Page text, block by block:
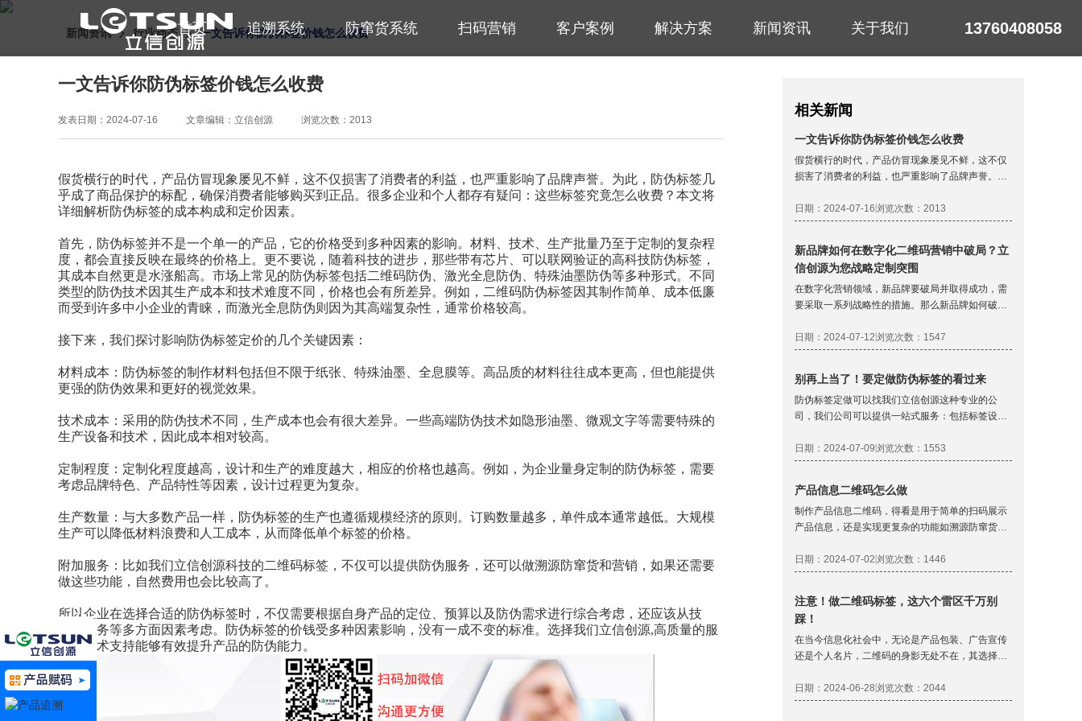
首页 追溯系统 防窜货系统 扫码营销 客户案例 解决方案 新闻资讯 关于我们 13760408058
新闻资讯 行业动态 一文告诉你防伪标签价钱怎么收费
一文告诉你防伪标签价钱怎么收费
发表日期：2024-07-16 文章编辑：立信创源 浏览次数：2013
假货横行的时代，产品仿冒现象屡见不鲜，这不仅损害了消费者的利益，也严重影响了品牌声誉。为此，防伪标签几
乎成了商品保护的标配，确保消费者能够购买到正品。很多企业和个人都存有疑问：这些标签究竟怎么收费？本文将
详细解析防伪标签的成本构成和定价因素。
首先，防伪标签并不是一个单一的产品，它的价格受到多种因素的影响。材料、技术、生产批量乃至于定制的复杂程
度，都会直接反映在最终的价格上。更不要说，随着科技的进步，那些带有芯片、可以联网验证的高科技防伪标签，
其成本自然更是水涨船高。市场上常见的防伪标签包括二维码防伪、激光全息防伪、特殊油墨防伪等多种形式。不同
类型的防伪技术因其生产成本和技术难度不同，价格也会有所差异。例如，二维码防伪标签因其制作简单、成本低廉
而受到许多中小企业的青睐，而激光全息防伪则因为其高端复杂性，通常价格较高。
接下来，我们探讨影响防伪标签定价的几个关键因素：
材料成本：防伪标签的制作材料包括但不限于纸张、特殊油墨、全息膜等。高品质的材料往往成本更高，但也能提供
更强的防伪效果和更好的视觉效果。
技术成本：采用的防伪技术不同，生产成本也会有很大差异。一些高端防伪技术如隐形油墨、微观文字等需要特殊的
生产设备和技术，因此成本相对较高。
定制程度：定制化程度越高，设计和生产的难度越大，相应的价格也越高。例如，为企业量身定制的防伪标签，需要
考虑品牌特色、产品特性等因素，设计过程更为复杂。
生产数量：与大多数产品一样，防伪标签的生产也遵循规模经济的原则。订购数量越多，单件成本通常越低。大规模
生产可以降低材料浪费和人工成本，从而降低单个标签的价格。
附加服务：比如我们立信创源科技的二维码标签，不仅可以提供防伪服务，还可以做溯源防窜货和营销，如果还需要
做这些功能，自然费用也会比较高了。
所以企业在选择合适的防伪标签时，不仅需要根据自身产品的定位、预算以及防伪需求进行综合考虑，还应该从技
术、服务等多方面因素考虑。防伪标签的价钱受多种因素影响，没有一成不变的标准。选择我们立信创源,高质量的服
务和技术支持能够有效提升产品的防伪能力。
相关新闻
一文告诉你防伪标签价钱怎么收费
假货横行的时代，产品仿冒现象屡见不鲜，这不仅
损害了消费者的利益，也严重影响了品牌声誉。为
者能够购买到正品。很多企业和个人都存有疑问：
这些标签究竟怎么收费？本文将详细解析防伪标签
日期：2024-07-16浏览次数：2013
新品牌如何在数字化二维码营销中破局？立
信创源为您战略定制突围
在数字化营销领域，新品牌要破局并取得成功，需
要采取一系列战略性的措施。那么新品牌如何破局
战斗，我们需要有清晰的战略定位，科学的未来规
划，才能在这场战争中取得胜利。以下是一些建议
市场中站稳脚跟，并且实现长期的增长：
日期：2024-07-12浏览次数：1547
别再上当了！要定做防伪标签的看过来
防伪标签定做可以找我们立信创源这种专业的公
司，我们公司可以提供一站式服务：包括标签设
详细介绍防伪标签定做的一些注意事项：
日期：2024-07-09浏览次数：1553
产品信息二维码怎么做
制作产品信息二维码，得看是用于简单的扫码展示
产品信息，还是实现更复杂的功能如溯源防窜货或
详细探讨如何根据不同的需求制作和使用产品信息
二维码：
日期：2024-07-02浏览次数：1446
注意！做二维码标签，这六个雷区千万别
踩！
在当今信息化社会中，无论是产品包装、广告宣传
还是个人名片，二维码的身影无处不在，其选择和
有着至关重要的影响。做二维码标签需要考虑的因
素众多，包括标签的尺寸形状、材料选择、加密算
日期：2024-06-28浏览次数：2044